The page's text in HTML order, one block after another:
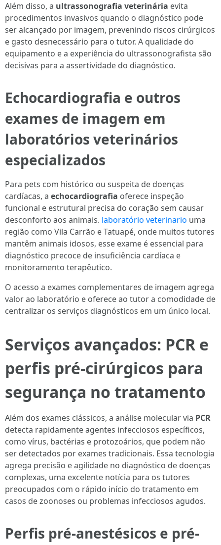
Além disso, a ultrassonografia veterinária evita
procedimentos invasivos quando o diagnóstico pode
ser alcançado por imagem, prevenindo riscos cirúrgicos
e gasto desnecessário para o tutor. A qualidade do
equipamento e a experiência do ultrassonografista são
decisivas para a assertividade do diagnóstico.
Echocardiografia e outros
exames de imagem em
laboratórios veterinários
especializados
Para pets com histórico ou suspeita de doenças
cardíacas, a echocardiografia oferece inspeção
funcional e estrutural precisa do coração sem causar
desconforto aos animais. laboratório veterinario uma
região como Vila Carrão e Tatuapé, onde muitos tutores
mantêm animais idosos, esse exame é essencial para
diagnóstico precoce de insuficiência cardíaca e
monitoramento terapêutico.
O acesso a exames complementares de imagem agrega
valor ao laboratório e oferece ao tutor a comodidade de
centralizar os serviços diagnósticos em um único local.
Serviços avançados: PCR e
perfis pré-cirúrgicos para
segurança no tratamento
Além dos exames clássicos, a análise molecular via PCR
detecta rapidamente agentes infecciosos específicos,
como vírus, bactérias e protozoários, que podem não
ser detectados por exames tradicionais. Essa tecnologia
agrega precisão e agilidade no diagnóstico de doenças
complexas, uma excelente notícia para os tutores
preocupados com o rápido início do tratamento em
casos de zoonoses ou problemas infecciosos agudos.
Perfis pré-anestésicos e pré-